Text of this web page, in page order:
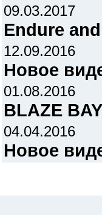
09.03.2017
Endure
12.09.2016
Новое
01.08.2016
BLAZE
04.04.2016
Новое